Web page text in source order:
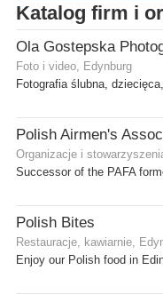
Katalog firm i
Ola Gostepska
Foto i video, Edynburg
Fotografia ślubna,
Organizacje i
Successor of the PAFA
Polish Bites
Restauracje, kawiarnie,
Enjoy our Polish food in